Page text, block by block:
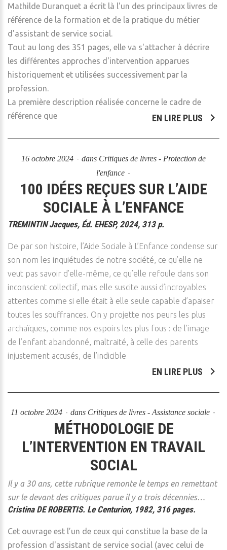
Mathilde Duranquet a écrit là l'un des principaux livres de
référence de la formation et de la pratique du métier
d'assistant de service social.
Tout au long des 351 pages, elle va s'attacher à décrire
les différentes approches d'intervention apparues
historiquement et utilisées successivement par la
profession.
La première description réalisée concerne le cadre de
référence que
EN LIRE PLUS
16 octobre 2024 dans Critiques de livres - Protection de
l'enfance
100 IDÉES REÇUES SUR L’AIDE
SOCIALE À L’ENFANCE
TREMINTIN Jacques, Éd. EHESP, 2024, 313 p.
De par son histoire, l’Aide Sociale à L’Enfance condense sur
son nom les inquiétudes de notre société, ce qu’elle ne
veut pas savoir d’elle-même, ce qu’elle refoule dans son
inconscient collectif, mais elle suscite aussi d’incroyables
attentes comme si elle était à elle seule capable d’apaiser
toutes les souffrances. On y projette nos peurs les plus
archaïques, comme nos espoirs les plus fous : de l’image
de l’enfant abandonné, maltraité, à celle des parents
injustement accusés, de l’indicible
EN LIRE PLUS
11 octobre 2024 dans Critiques de livres - Assistance sociale
MÉTHODOLOGIE DE
L’INTERVENTION EN TRAVAIL
SOCIAL
Il y a 30 ans, cette rubrique remonte le temps en remettant
sur le devant des critiques parue il y a trois décennies…
Cristina DE ROBERTIS. Le Centurion, 1982, 316 pages.
Cet ouvrage est l’un de ceux qui constitue la base de la
profession d'assistant de service social (avec celui de